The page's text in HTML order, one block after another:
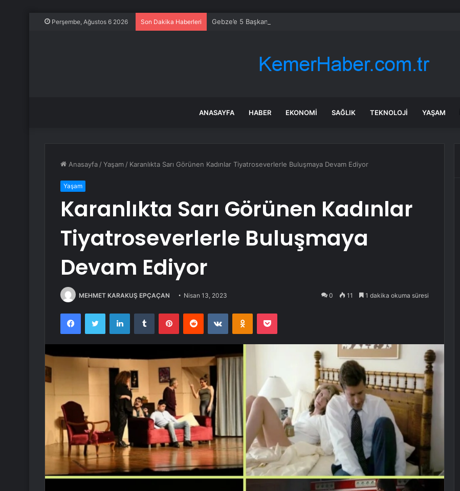
Perşembe, Ağustos 6 2026 Son Dakika Haberleri Gebze’e 5 Başkan Şehit Yılmaz Argon Caddesi’nde
ANASAYFA HABER EKONOMI SAĞLIK TEKNOLOJI YAŞAM
Anasayfa /Yaşam / Karanlıkta Sarı Görünen Kadınlar Tiyatroseverlerle Buluşmaya Devam Ediyor
Yaşam
Karanlıkta Sarı Görünen Kadınlar
Tiyatroseverlerle Buluşmaya
Devam Ediyor
MEHMET KARAKUŞ EPÇAÇAN Nisan 13, 2023 0 11 1 dakika okuma süresi
FacebookTwitter LinkedInTumblr PinterestReddit VKontakteOdnoklassniki
Pocket